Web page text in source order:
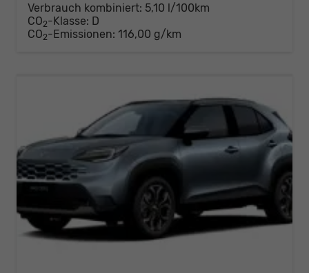
Verbrauch kombiniert: 5,10 l/100km
CO2-Klasse: D
CO2-Emissionen: 116,00 g/km